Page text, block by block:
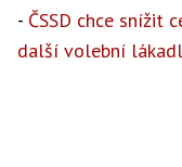
- ČSSD chce snížit
další volební